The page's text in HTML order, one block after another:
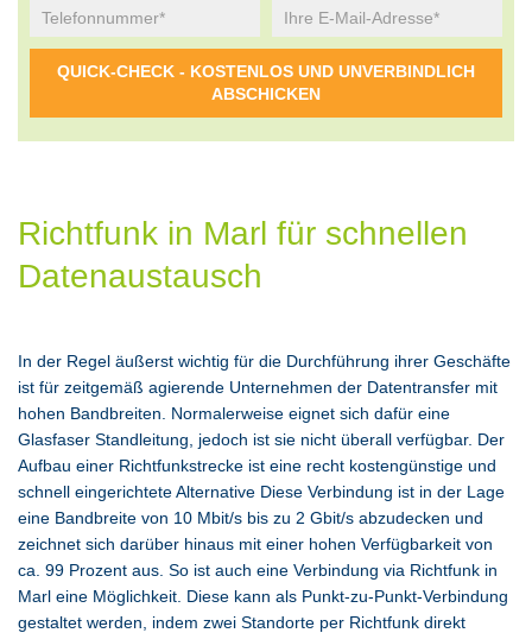
Richtfunk in Marl für schnellen
Datenaustausch
In der Regel äußerst wichtig für die Durchführung ihrer Geschäfte
ist für zeitgemäß agierende Unternehmen der Datentransfer mit
hohen Bandbreiten. Normalerweise eignet sich dafür eine
Glasfaser Standleitung, jedoch ist sie nicht überall verfügbar. Der
Aufbau einer Richtfunkstrecke ist eine recht kostengünstige und
schnell eingerichtete Alternative Diese Verbindung ist in der Lage
eine Bandbreite von 10 Mbit/s bis zu 2 Gbit/s abzudecken und
zeichnet sich darüber hinaus mit einer hohen Verfügbarkeit von
ca. 99 Prozent aus. So ist auch eine Verbindung via Richtfunk in
Marl eine Möglichkeit. Diese kann als Punkt-zu-Punkt-Verbindung
gestaltet werden, indem zwei Standorte per Richtfunk direkt